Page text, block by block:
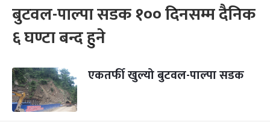
बुटवल-पाल्पा सडक १०० दिनसम्म दैनिक
६ घण्टा बन्द हुने
एकतर्फी खुल्यो बुटवल-पाल्पा सडक